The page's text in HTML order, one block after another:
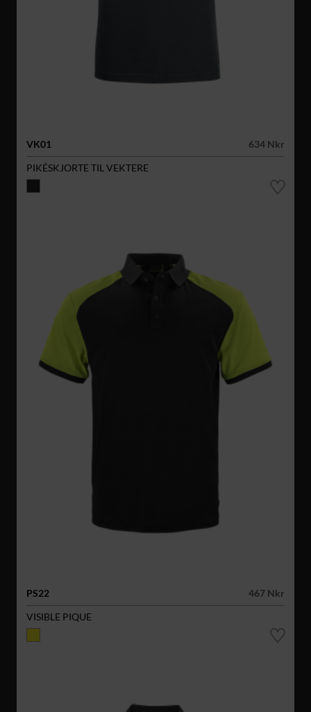
VK01
634 Nkr
PIKÉSKJORTE TIL VEKTERE
PS22
467 Nkr
VISIBLE PIQUE